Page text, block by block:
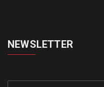
NEWSLETTER